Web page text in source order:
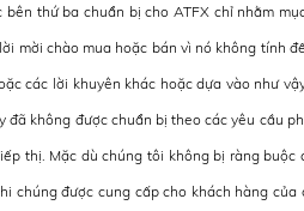
thứ ba chuẩn bị cho ATFX chỉ nhằm
mời chào mua hoặc bán vì nó không tính
các lời khuyên khác hoặc dựa vào như
không được chuẩn bị theo các yêu cầu
thị. Mặc dù chúng tôi không bị ràng buộc
chúng được cung cấp cho khách hàng